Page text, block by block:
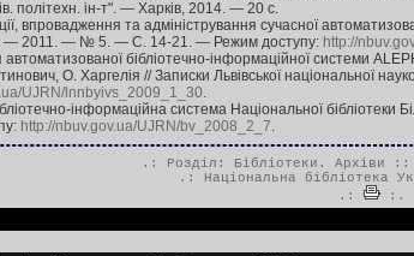
політехн. ін-т". — Харків, 2014. — 20 c.
впровадження та адміністрування сучасної
— 2011. — № 5. — С. 14-21. — Режим доступу: http://
бібліотечно-інформаційної системи
О. Харгелія // Записки Львівської національної
UJRN/lnnbyivs_2009_1_30.
інформаційна система Національної
http://nbuv.gov.ua/UJRN/bv_2008_2_7.
.: Розділ: Бібліотеки. Архіви ::
.: Національна бібліотека
.:
:.